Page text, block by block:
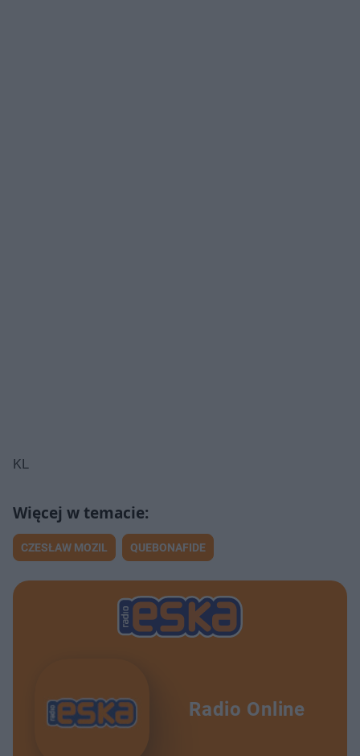
KL
CZESŁAW MOZIL QUEBONAFIDE
Radio Online